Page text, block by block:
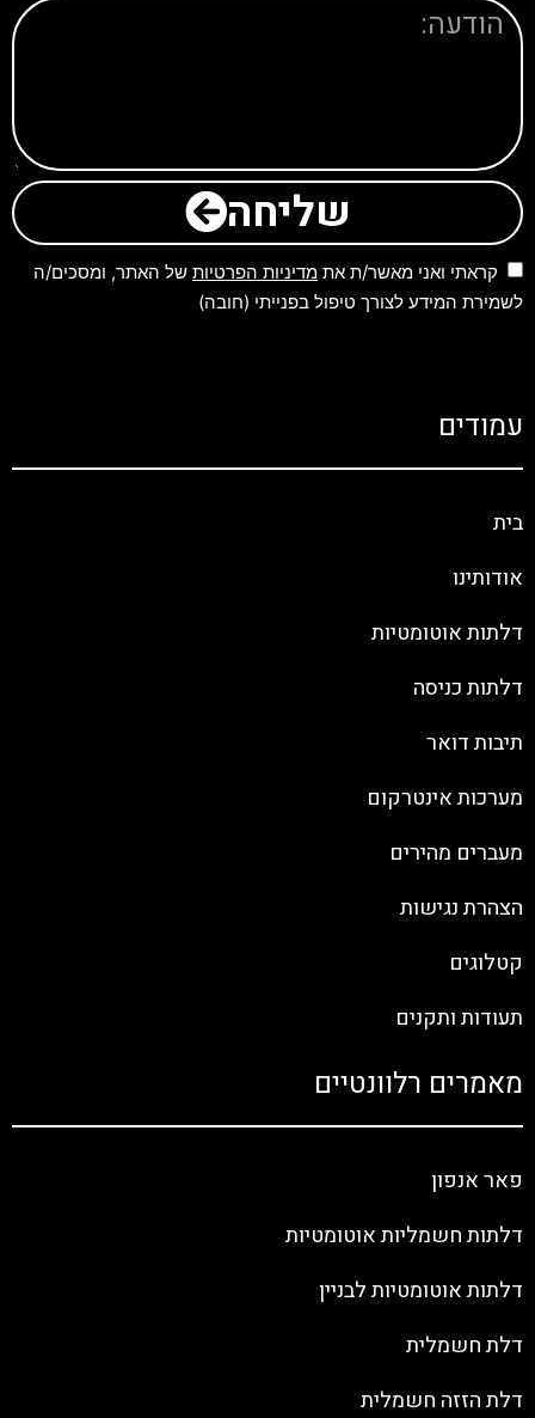
שליחה
קראתי ואני מאשר/ת את מדיניות הפרטיות של האתר, ומסכים/ה
לשמירת המידע לצורך טיפול בפנייתי (חובה)
עמודים
בית
אודותינו
דלתות אוטומטיות
דלתות כניסה
תיבות דואר
מערכות אינטרקום
מעברים מהירים
הצהרת נגישות
קטלוגים
תעודות ותקנים
מאמרים רלוונטיים
פאר אנפון
דלתות חשמליות אוטומטיות
דלתות אוטומטיות לבניין
דלת חשמלית
דלת הזזה חשמלית